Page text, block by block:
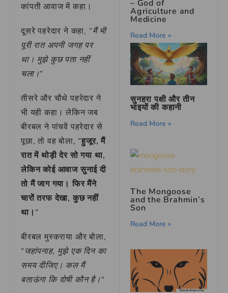
कांपती आवाज में कहा।
दूसरे पहरेदार ने कहा, “मैं भी
पूरी रात अपनी जगह पर
था। मुझे कुछ पता नहीं
चला।“
तीसरे और चौथे पहरेदार ने
भी यही कहा। लेकिन जब
बीरबल ने पांचवें पहरेदार से
पूछा, तो वह बोला, “हुजूर, मैं
रात में थोड़ी देर सो गया था,
लेकिन कोई आवाज सुनाई दी
तो मैं जाग गया। फिर मैंने
चारों तरफ देखा, कुछ नहीं
था। “
बीरबल मुस्कराया और बोला,
“जहांपनाह, मुझे एक दिन का
समय दीजिए। कल मैं
बताऊंगा कि दोषी कौन है।“
– God of
Agriculture and
Medicine
Read More »
सुनहरा पक्षी और तीन
भाइयों की कहानी
Read More »
The Mongoose
and the Brahmin’s
Son
Read More »